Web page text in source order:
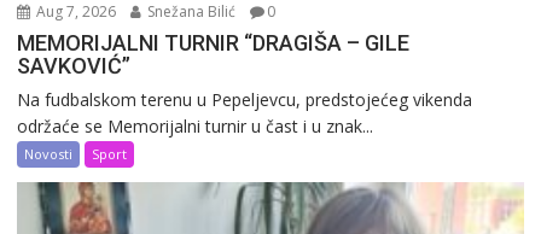
Aug 7, 2026 Snežana Bilić 0
MEMORIJALNI TURNIR “DRAGIŠA – GILE
SAVKOVIĆ”
Na fudbalskom terenu u Pepeljevcu, predstojećeg vikenda
održaće se Memorijalni turnir u čast i u znak...
Novosti Sport